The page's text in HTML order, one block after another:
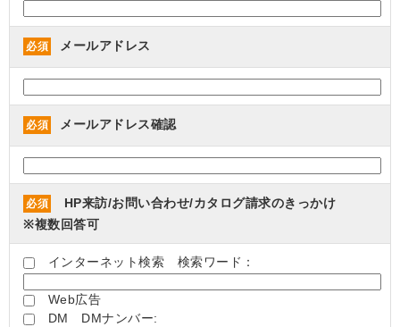
必須 メールアドレス
必須 メールアドレス確認
必須
HP来訪/お問い合わせ/カタログ請求のきっかけ
※複数回答可
インターネット検索 検索ワード：
Web広告
DM DMナンバー: